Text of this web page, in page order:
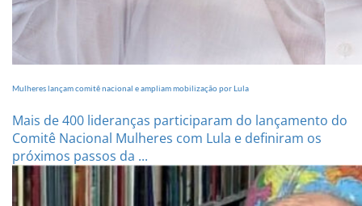
Mulheres lançam comitê nacional e ampliam mobilização por Lula
Mais de 400 lideranças participaram do lançamento do
Comitê Nacional Mulheres com Lula e definiram os
próximos passos da ...